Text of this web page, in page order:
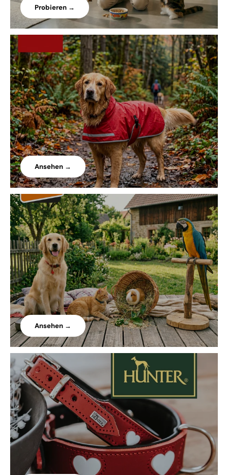
Probieren →
Ansehen →
Ansehen →